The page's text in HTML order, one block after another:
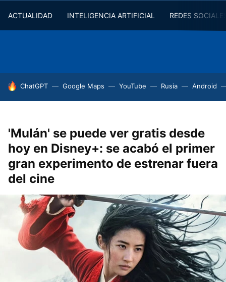
ACTUALIDAD INTELIGENCIA ARTIFICIAL REDES
HOY SE HABLA DE
ChatGPT Google Maps YouTube Rusia Android
'Mulán' se puede ver gratis desde
hoy en Disney+: se acabó el primer
gran experimento de estrenar fuera
del cine